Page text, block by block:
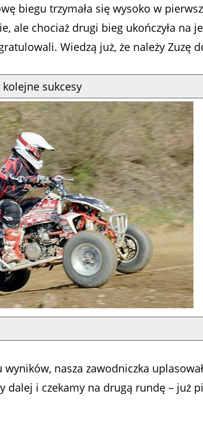
biegu trzymała się wysoko w
ale chociaż drugi bieg ukończyła na
Wiedzą już, że należy Zuzę
sukcesy
nasza zawodniczka
i czekamy na drugą rundę – już